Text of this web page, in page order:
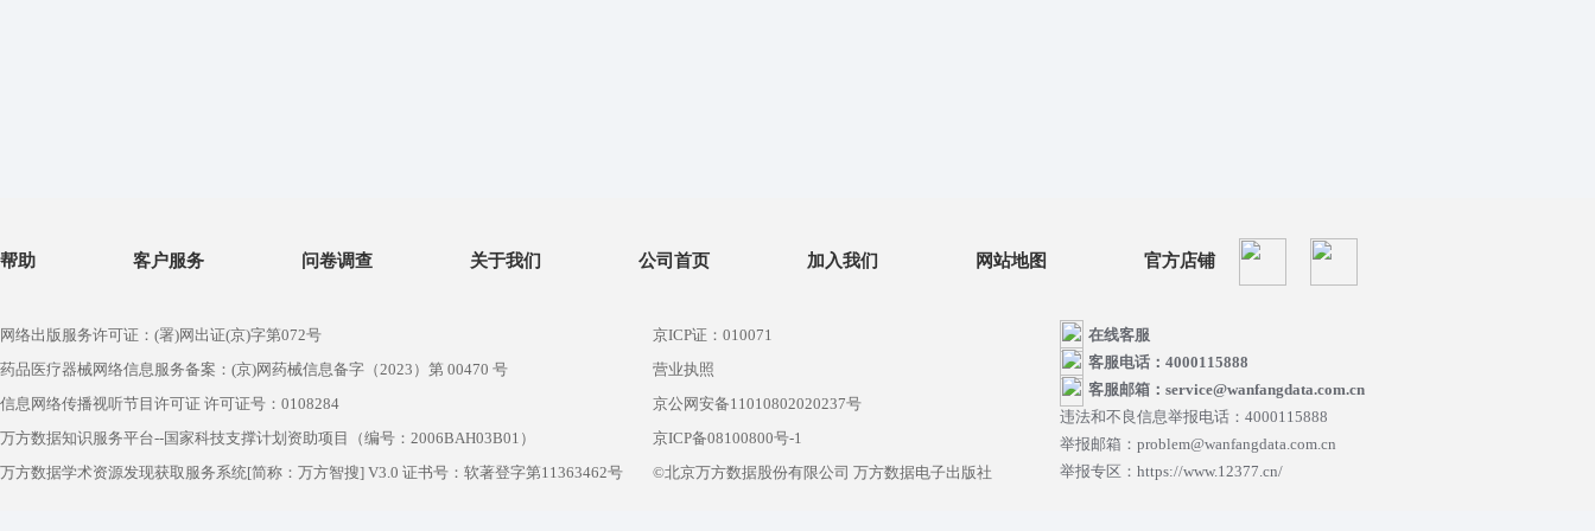
帮助 客户服务 问卷调查 关于我们 公司首页 加入我们 网站地图 官方店铺
网络出版服务许可证：(署)网出证(京)字第072号
药品医疗器械网络信息服务备案：(京)网药械信息备字（2023）第 00470 号
信息网络传播视听节目许可证 许可证号：0108284
万方数据知识服务平台--国家科技支撑计划资助项目（编号：2006BAH03B01）
万方数据学术资源发现获取服务系统[简称：万方智搜] V3.0 证书号：软著登字第11363462号
京ICP证：010071
营业执照
京公网安备11010802020237号
京ICP备08100800号-1
©北京万方数据股份有限公司 万方数据电子出版社
在线客服
客服电话：4000115888
客服邮箱：service@wanfangdata.com.cn
违法和不良信息举报电话：4000115888
举报邮箱：problem@wanfangdata.com.cn
举报专区：https://www.12377.cn/